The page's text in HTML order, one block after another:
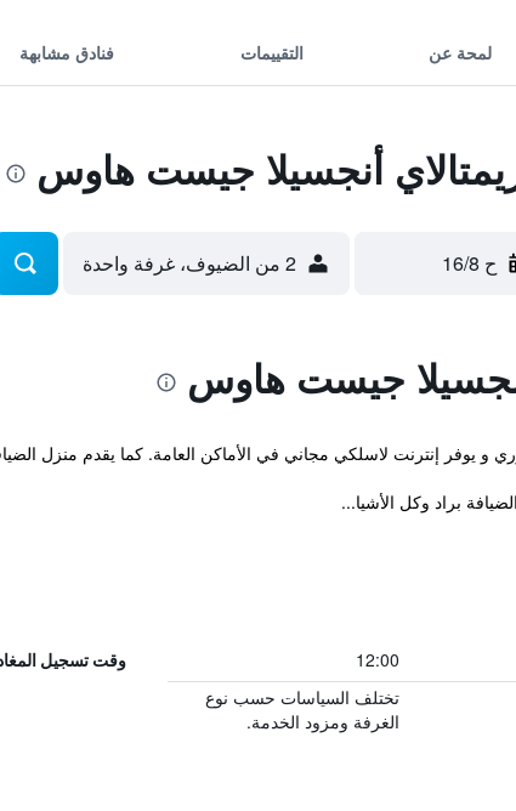
لمحة عن التقييمات فنادق مشابهة
أنجسيلا جيست هاوس
ح 16/8 2 من الضيوف، غرفة واحدة
جيست هاوس
و يوفر إنترنت لاسلكي مجاني في الأماكن العامة. كما يقدم منزل
براد وكل الأشيا...
12:00 وقت تسجيل
تختلف السياسات حسب نوع
الغرفة ومزود الخدمة.